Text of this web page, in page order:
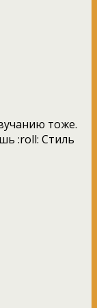
тоже.
:roll: Стиль